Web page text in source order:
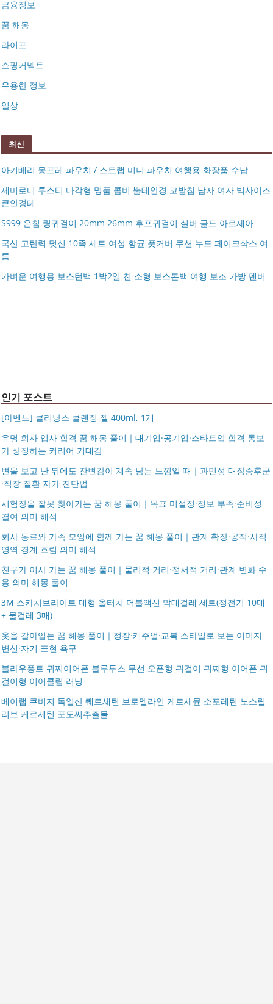
금융정보
꿈 해몽
라이프
쇼핑커넥트
유용한 정보
일상
최신
아키베리 몽프레 파우치 / 스트랩 미니 파우치 여행용 화장품 수납
제미로디 투스티 다각형 명품 콤비 뿔테안경 코받침 남자 여자 빅사이즈
큰안경테
S999 은침 링귀걸이 20mm 26mm 후프귀걸이 실버 골드 아르제아
국산 고탄력 덧신 10족 세트 여성 항균 풋커버 쿠션 누드 페이크삭스 여
름
가벼운 여행용 보스턴백 1박2일 천 소형 보스톤백 여행 보조 가방 덴버
아키베리 몽프레 파우치 / 스트랩 미니 파우치 여행용 화장
품 수납
제미로디 투스티 다각형 명품 콤비 뿔테안경 코받침 남자
인기 포스트
[아벤느] 클리낭스 클렌징 젤 400ml, 1개
유명 회사 입사 합격 꿈 해몽 풀이｜대기업·공기업·스타트업 합격 통보
가 상징하는 커리어 기대감
변을 보고 난 뒤에도 잔변감이 계속 남는 느낌일 때｜과민성 대장증후군
·직장 질환 자가 진단법
시험장을 잘못 찾아가는 꿈 해몽 풀이｜목표 미설정·정보 부족·준비성
결여 의미 해석
회사 동료와 가족 모임에 함께 가는 꿈 해몽 풀이｜관계 확장·공적·사적
영역 경계 흐림 의미 해석
친구가 이사 가는 꿈 해몽 풀이｜물리적 거리·정서적 거리·관계 변화 수
용 의미 해몽 풀이
3M 스카치브라이트 대형 올터치 더블액션 막대걸레 세트(정전기 10매
+ 물걸레 3매)
옷을 갈아입는 꿈 해몽 풀이｜정장·캐주얼·교복 스타일로 보는 이미지
변신·자기 표현 욕구
블라우풍트 귀찌이어폰 블루투스 무선 오픈형 귀걸이 귀찌형 이어폰 귀
걸이형 이어클립 러닝
베이랩 큐비지 독일산 퀘르세틴 브로멜라인 케르세뮨 소포레틴 노스릴
리브 케르세틴 포도씨추출물